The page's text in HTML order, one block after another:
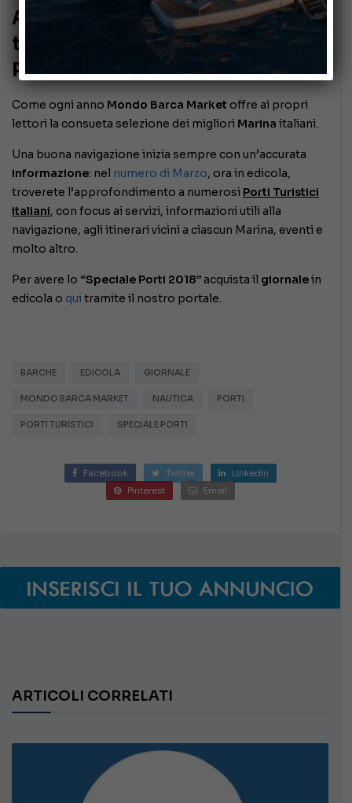
A Marzo su Mondo Barca Market
torna una selezione dei migliori
Porti Turistici d’Italia
Come ogni anno Mondo Barca Market offre ai propri
lettori la consueta selezione dei migliori Marina italiani.
Una buona navigazione inizia sempre con un’accurata
informazione: nel numero di Marzo, ora in edicola,
troverete l’approfondimento a numerosi Porti Turistici
italiani, con focus ai servizi, informazioni utili alla
navigazione, agli itinerari vicini a ciascun Marina, eventi e
molto altro.
Per avere lo “Speciale Porti 2018”acquista il giornalein
edicola o qui tramite il nostro portale.
BARCHE EDICOLA GIORNALE
MONDO BARCA MARKET NAUTICA PORTI
PORTI TURISTICI SPECIALE PORTI
Facebook Twitter
Linkedin
Pinterest
Email
ARTICOLI CORRELATI